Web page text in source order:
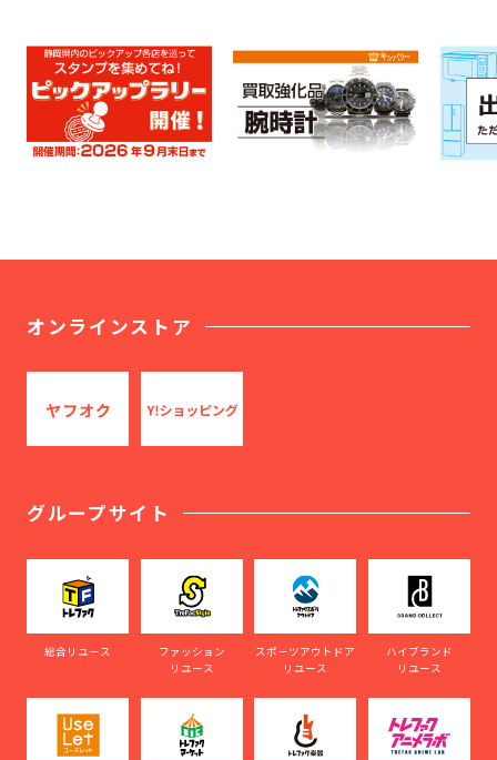
オンラインストア
グループサイト
総合リユース
ファッション
リユース
スポーツアウトドア
リユース
ハイブランド
リユース